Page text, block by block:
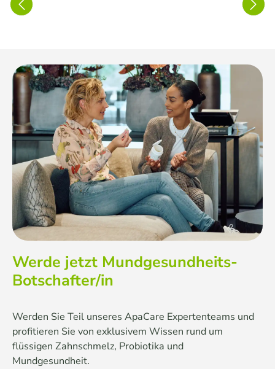
Werde jetzt Mundgesundheits-
Botschafter/in
Werden Sie Teil unseres ApaCare Expertenteams und
profitieren Sie von exklusivem Wissen rund um
flüssigen Zahnschmelz, Probiotika und
Mundgesundheit.